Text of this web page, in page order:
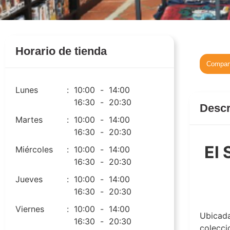
Horario de tienda
Lunes : 10:00 - 14:00
16:30 - 20:30
Martes
: 10:00 - 14:00
16:30 - 20:30
Miércoles
: 10:00 - 14:00
16:30 - 20:30
Jueves
: 10:00 - 14:00
16:30 - 20:30
Viernes
: 10:00 - 14:00
16:30 - 20:30
El